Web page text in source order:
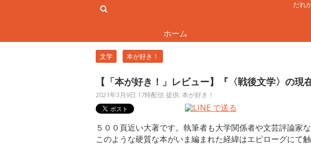
だれ
ホーム
文学 本が好き！
【「本が好き！」レビュー】『〈戦後文学〉の
2021年3月9日 17時配信 提供: 本が好き！
５００頁近い大著です。執筆者も大学関係者や文芸評論家
このような硬質な本がいま編まれた経緯はエピローグにて触